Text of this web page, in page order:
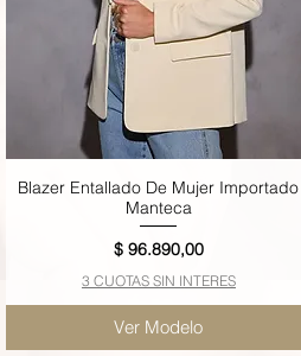
Vista rápida
Blazer Entallado De Mujer Importado
Manteca
Precio
$ 96.890,00
3 CUOTAS SIN INTERES
Ver Modelo